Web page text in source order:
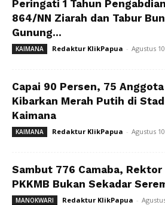
Peringati 1 Tahun
864/NN Ziarah dan Tabur
Gunung...
KAIMANA Redaktur KlikPapua - Agustus
Capai 90 Persen, 75
Kibarkan Merah Putih di
Kaimana
KAIMANA Redaktur KlikPapua - Agustus
Sambut 776 Camaba, Rektor
PKKMB Bukan Sekadar
MANOKWARI Redaktur KlikPapua -